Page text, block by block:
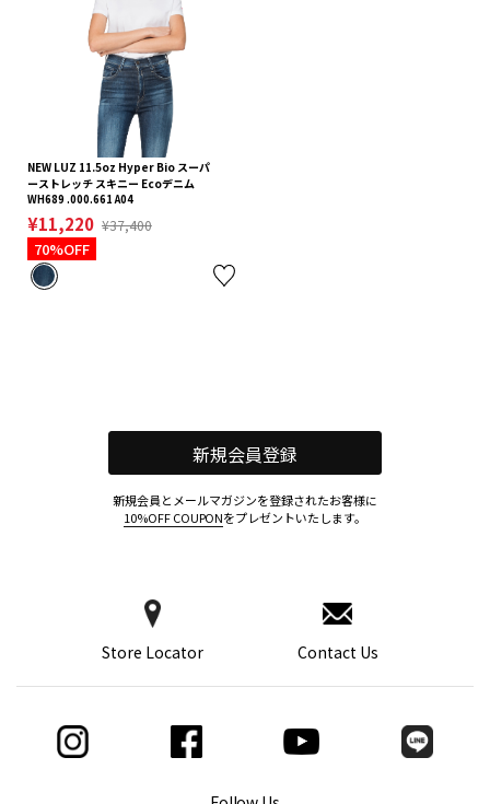
NEW LUZ 11.5oz Hyper Bio スーパ
ーストレッチ スキニー Ecoデニム
WH689 .000.661 A04
¥11,220 ¥37,400
70%OFF
Store Locator Contact Us
新規会員登録
新規会員とメールマガジンを登録されたお客様に
10%OFF COUPONをプレゼントいたします。